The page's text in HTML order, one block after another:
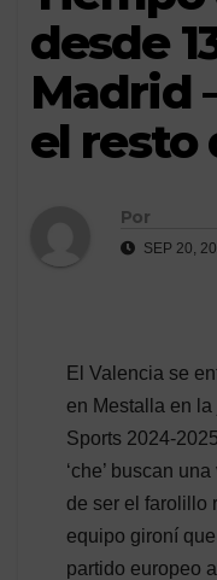
desde
Madrid
el resto
Por
SEP 20,
El Valencia se
en Mestalla en
Sports 2024-
‘che’ buscan
de ser el farolillo
equipo gironí
partido europeo